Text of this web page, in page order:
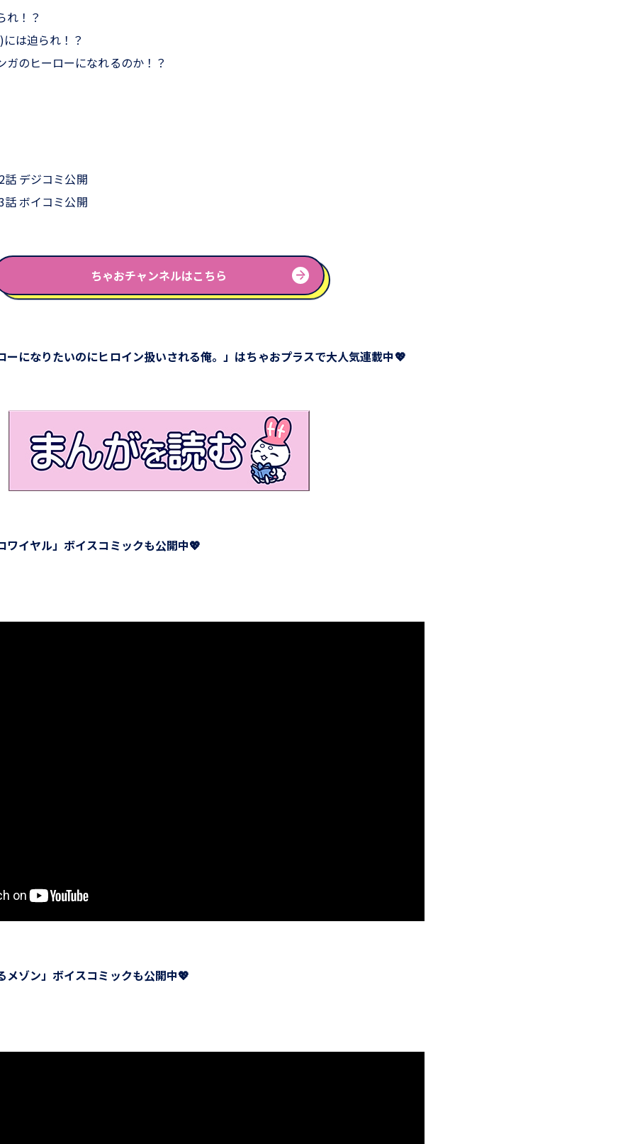
れ！？
は迫られ！？
ガのヒーローになれるのか！？
デジコミ公開
ボイコミ公開
ちゃおチャンネルはこちら
ーになりたいのにヒロイン扱いされる俺。」はちゃおプラスで大人気連載中💖
ワイヤル」ボイスコミックも公開中💖
メゾン」ボイスコミックも公開中💖